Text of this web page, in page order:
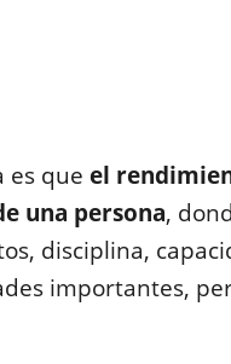
es que el
una persona,
disciplina,
importantes,